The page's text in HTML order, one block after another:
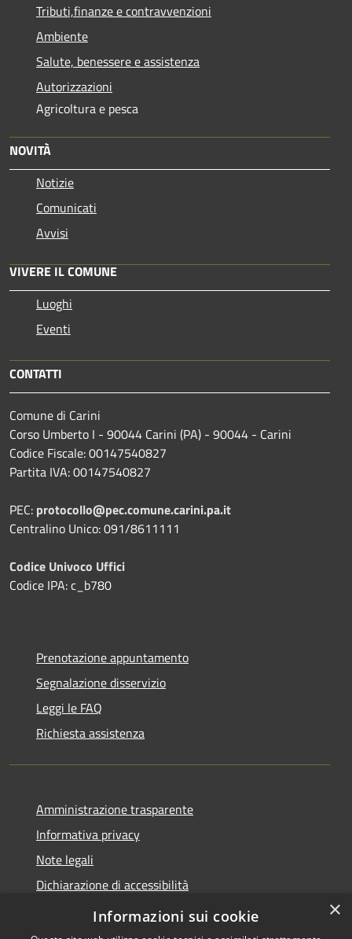
Tributi,finanze e contravvenzioni
Ambiente
Salute, benessere e assistenza
Autorizzazioni
Agricoltura e pesca
NOVITÀ
Notizie
Comunicati
Avvisi
VIVERE IL COMUNE
Luoghi
Eventi
CONTATTI
Comune di Carini
Corso Umberto I - 90044 Carini (PA) - 90044 - Carini
Codice Fiscale: 00147540827
Partita IVA: 00147540827
PEC: protocollo@pec.comune.carini.pa.it
Centralino Unico: 091/8611111
Codice Univoco Uffici
Codice IPA: c_b780
Prenotazione appuntamento
Segnalazione disservizio
Leggi le FAQ
Richiesta assistenza
Amministrazione trasparente
Informativa privacy
Note legali
Dichiarazione di accessibilità
Privacy e protezione dei dati
×
Informazioni sui cookie